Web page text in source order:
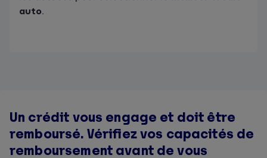
auto.
Un crédit vous engage et doit être
remboursé. Vérifiez vos capacités de
remboursement avant de vous